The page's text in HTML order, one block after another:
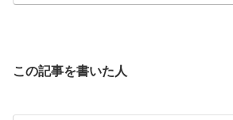
この記事を書いた人